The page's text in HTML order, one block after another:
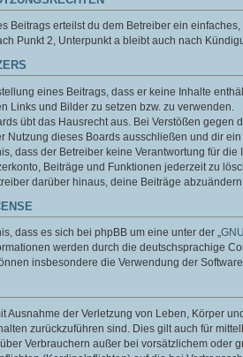
Beitrags erteilst du dem Betreiber ein
Punkt 2, Unterpunkt a bleibt auch nach
eines Beitrags, dass er keine Inhalte
Links und Bilder zu setzen bzw. zu verwenden.
übt das Hausrecht aus. Bei Verstößen
Nutzung dieses Boards ausschließen und dir ein
dass der Betreiber keine Verantwortung für
Beiträge und Funktionen jederzeit zu
darüber hinaus, deine Beiträge
dass es sich bei phpBB um eine unter der „
werden durch die deutschsprachige
insbesondere die Verwendung der
Ausnahme der Verletzung von Leben, Körper
zurückzuführen sind. Dies gilt auch für
Verbrauchern außer bei vorsätzlichem oder